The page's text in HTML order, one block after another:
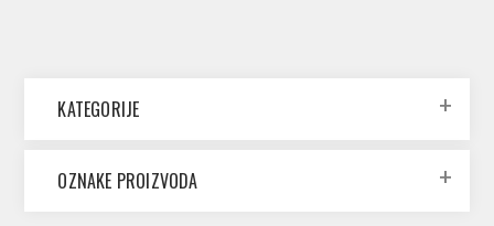
KATEGORIJE
OZNAKE PROIZVODA